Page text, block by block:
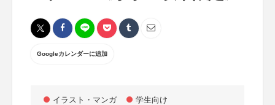
Googleカレンダーに追加
イラスト・マンガ 学生向け